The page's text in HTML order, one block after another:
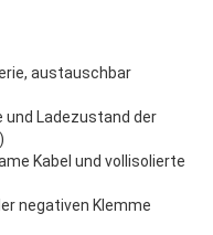
austauschbar
und Ladezustand der
Kabel und vollisolierte
negativen Klemme